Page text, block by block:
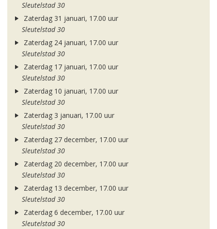
Sleutelstad 30
Zaterdag 31 januari, 17.00 uur
Sleutelstad 30
Zaterdag 24 januari, 17.00 uur
Sleutelstad 30
Zaterdag 17 januari, 17.00 uur
Sleutelstad 30
Zaterdag 10 januari, 17.00 uur
Sleutelstad 30
Zaterdag 3 januari, 17.00 uur
Sleutelstad 30
Zaterdag 27 december, 17.00 uur
Sleutelstad 30
Zaterdag 20 december, 17.00 uur
Sleutelstad 30
Zaterdag 13 december, 17.00 uur
Sleutelstad 30
Zaterdag 6 december, 17.00 uur
Sleutelstad 30